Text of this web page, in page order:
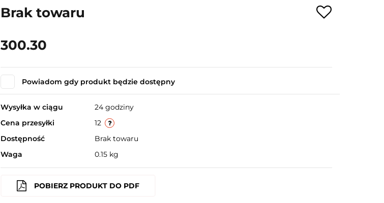
Brak towaru
300.30
Powiadom gdy produkt będzie dostępny
Wysyłka w ciągu
24 godziny
Cena przesyłki
12
Dostępność
Brak towaru
Waga
0.15 kg
POBIERZ PRODUKT DO PDF